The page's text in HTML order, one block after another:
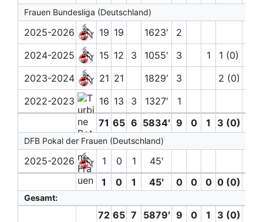
Frauen Bundesliga (Deutschland)
2025-2026 19 19 1623′ 2
2024-2025
15 12 3 1055′ 3 1
1 (0)
2023-2024
21 21 1829′ 3 2 (0)
2022-2023
16 13 3 1327′
1
71 65 6 5834′ 9 0 1 3 (0)
DFB Pokal der Frauen (Deutschland)
2025-2026 1 0 1
45′
1
0 1 45′ 0 0 0 0 (0)
Gesamt:
72 65 7 5879′ 9 0 1 3 (0)